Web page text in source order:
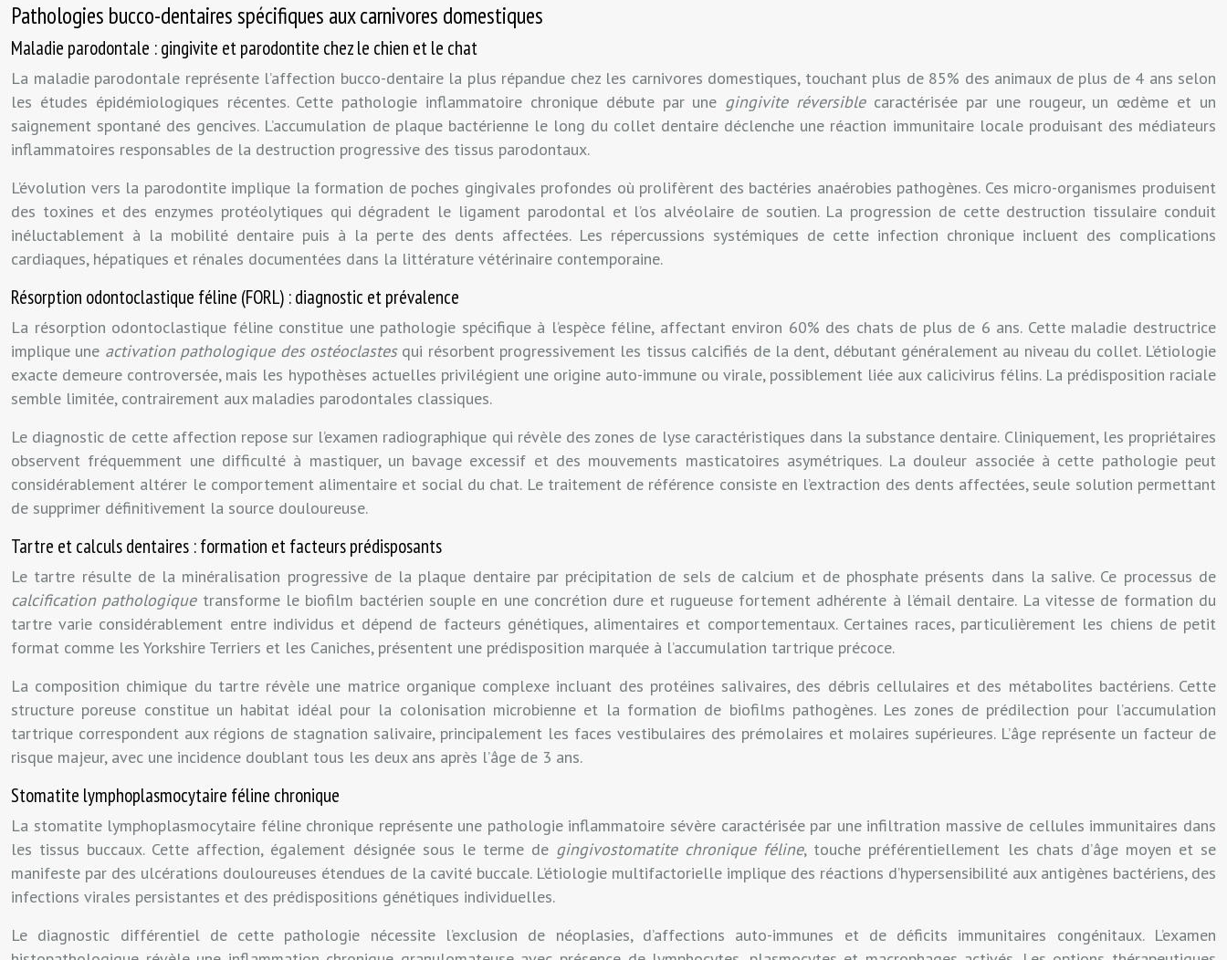
Pathologies bucco-dentaires spécifiques aux carnivores domestiques
Maladie parodontale : gingivite et parodontite chez le chien et le chat
La maladie parodontale représente l’affection bucco-dentaire la plus répandue chez les carnivores domestiques, touchant plus de 85% des animaux de plus de 4 ans selon
les études épidémiologiques récentes. Cette pathologie inflammatoire chronique débute par une gingivite réversible caractérisée par une rougeur, un œdème et un
saignement spontané des gencives. L’accumulation de plaque bactérienne le long du collet dentaire déclenche une réaction immunitaire locale produisant des médiateurs
inflammatoires responsables de la destruction progressive des tissus parodontaux.
L’évolution vers la parodontite implique la formation de poches gingivales profondes où prolifèrent des bactéries anaérobies pathogènes. Ces micro-organismes produisent
des toxines et des enzymes protéolytiques qui dégradent le ligament parodontal et l’os alvéolaire de soutien. La progression de cette destruction tissulaire conduit
inéluctablement à la mobilité dentaire puis à la perte des dents affectées. Les répercussions systémiques de cette infection chronique incluent des complications
cardiaques, hépatiques et rénales documentées dans la littérature vétérinaire contemporaine.
Résorption odontoclastique féline (FORL) : diagnostic et prévalence
La résorption odontoclastique féline constitue une pathologie spécifique à l’espèce féline, affectant environ 60% des chats de plus de 6 ans. Cette maladie destructrice
implique une activation pathologique des ostéoclastes qui résorbent progressivement les tissus calcifiés de la dent, débutant généralement au niveau du collet. L’étiologie
exacte demeure controversée, mais les hypothèses actuelles privilégient une origine auto-immune ou virale, possiblement liée aux calicivirus félins. La prédisposition raciale
semble limitée, contrairement aux maladies parodontales classiques.
Le diagnostic de cette affection repose sur l’examen radiographique qui révèle des zones de lyse caractéristiques dans la substance dentaire. Cliniquement, les propriétaires
observent fréquemment une difficulté à mastiquer, un bavage excessif et des mouvements masticatoires asymétriques. La douleur associée à cette pathologie peut
considérablement altérer le comportement alimentaire et social du chat. Le traitement de référence consiste en l’extraction des dents affectées, seule solution permettant
de supprimer définitivement la source douloureuse.
Tartre et calculs dentaires : formation et facteurs prédisposants
Le tartre résulte de la minéralisation progressive de la plaque dentaire par précipitation de sels de calcium et de phosphate présents dans la salive. Ce processus de
calcification pathologique transforme le biofilm bactérien souple en une concrétion dure et rugueuse fortement adhérente à l’émail dentaire. La vitesse de formation du
tartre varie considérablement entre individus et dépend de facteurs génétiques, alimentaires et comportementaux. Certaines races, particulièrement les chiens de petit
format comme les Yorkshire Terriers et les Caniches, présentent une prédisposition marquée à l’accumulation tartrique précoce.
La composition chimique du tartre révèle une matrice organique complexe incluant des protéines salivaires, des débris cellulaires et des métabolites bactériens. Cette
structure poreuse constitue un habitat idéal pour la colonisation microbienne et la formation de biofilms pathogènes. Les zones de prédilection pour l’accumulation
tartrique correspondent aux régions de stagnation salivaire, principalement les faces vestibulaires des prémolaires et molaires supérieures. L’âge représente un facteur de
risque majeur, avec une incidence doublant tous les deux ans après l’âge de 3 ans.
Stomatite lymphoplasmocytaire féline chronique
La stomatite lymphoplasmocytaire féline chronique représente une pathologie inflammatoire sévère caractérisée par une infiltration massive de cellules immunitaires dans
les tissus buccaux. Cette affection, également désignée sous le terme de gingivostomatite chronique féline, touche préférentiellement les chats d’âge moyen et se
manifeste par des ulcérations douloureuses étendues de la cavité buccale. L’étiologie multifactorielle implique des réactions d’hypersensibilité aux antigènes bactériens, des
infections virales persistantes et des prédispositions génétiques individuelles.
Le diagnostic différentiel de cette pathologie nécessite l’exclusion de néoplasies, d’affections auto-immunes et de déficits immunitaires congénitaux. L’examen